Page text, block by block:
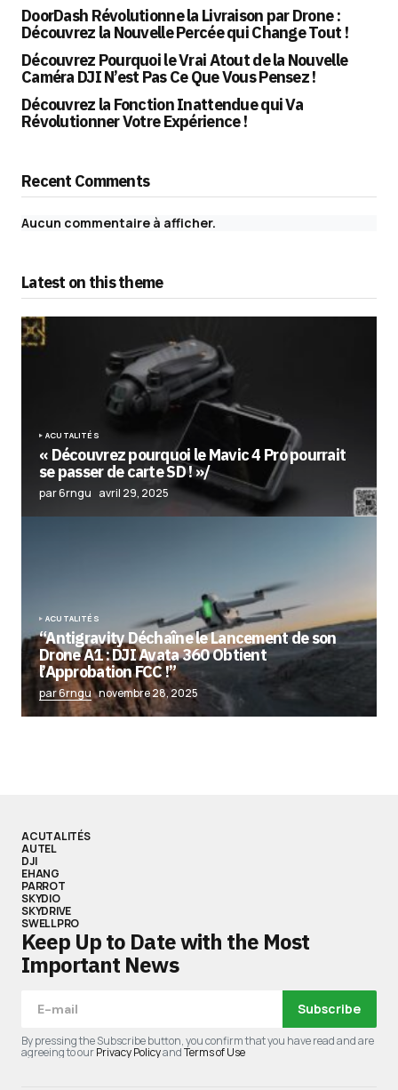
DoorDash Révolutionne la Livraison par Drone :
Découvrez la Nouvelle Percée qui Change Tout !
Découvrez Pourquoi le Vrai Atout de la Nouvelle
Caméra DJI N’est Pas Ce Que Vous Pensez !
Découvrez la Fonction Inattendue qui Va
Révolutionner Votre Expérience !
Recent Comments
Aucun commentaire à afficher.
Latest on this theme
ACUTALITÉS
« Découvrez pourquoi le Mavic 4 Pro pourrait
se passer de carte SD ! »/
par 6rngu avril 29, 2025
ACUTALITÉS
“Antigravity Déchaîne le Lancement de son
Drone A1 : DJI Avata 360 Obtient
l’Approbation FCC !”
par 6rngu novembre 28, 2025
ACUTALITÉS
AUTEL
DJI
EHANG
PARROT
SKYDIO
SKYDRIVE
SWELLPRO
Keep Up to Date with the Most
Important News
Subscribe
By pressing the Subscribe button, you confirm that you have read and are
agreeing to ourPrivacy PolicyandTerms of Use